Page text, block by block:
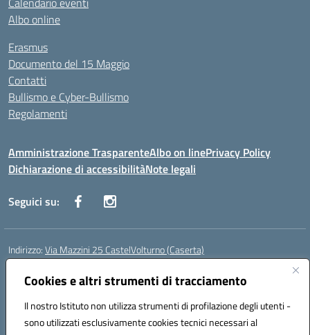
Cookies e altri strumenti di tracciamento
Il nostro Istituto non utilizza strumenti di profilazione degli utenti -
sono utilizzati esclusivamente cookies tecnici necessari al
Albo online
Erasmus
Documento del 15 Maggio
Contatti
Bullismo e Cyber-Bullismo
Regolamenti
Amministrazione TrasparenteAlbo on linePrivacy Policy
Dichiarazione di accessibilitàNote legali
Seguici su:
Indirizzo:Via Mazzini 25 CastelVolturno (Caserta)
Centralino:
Posta elettronica certificata (PEC):ceis014005@pec.istruzione.it
Codice fiscale: 93063510619
Codice meccanografico:CEIS014005